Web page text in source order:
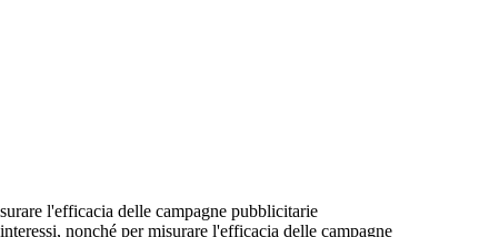
l'efficacia delle campagne pubblicitarie
nonché per misurare l'efficacia delle campagne